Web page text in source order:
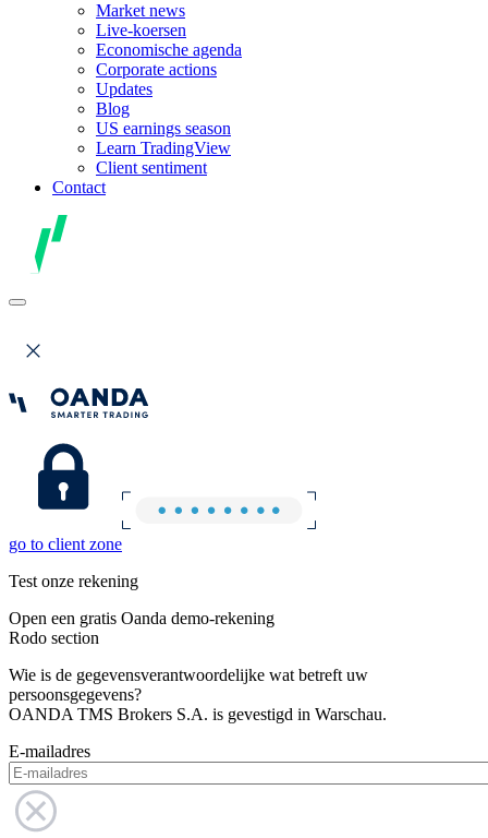
Market news
Live-koersen
Economische agenda
Corporate actions
Updates
Blog
US earnings season
Learn TradingView
Client sentiment
Contact
go to client zone
Test onze rekening
Open een gratis Oanda demo-rekening
Rodo section
Wie is de gegevensverantwoordelijke wat betreft uw
persoonsgegevens?
OANDA TMS Brokers S.A. is gevestigd in Warschau.
E-mailadres